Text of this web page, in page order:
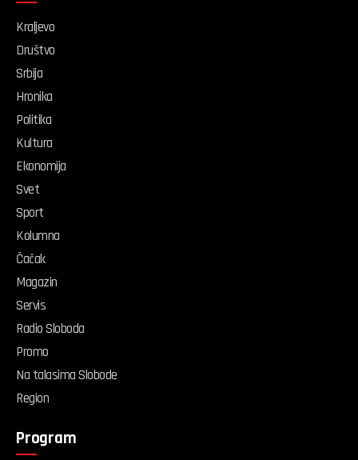
Kraljevo
Društvo
Srbija
Hronika
Politika
Kultura
Ekonomija
Svet
Sport
Kolumna
Čačak
Magazin
Servis
Radio Sloboda
Promo
Na talasima Slobode
Region
Program